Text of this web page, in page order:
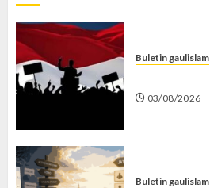
Buletin gaulislam
03/08/2026
Buletin gaulislam